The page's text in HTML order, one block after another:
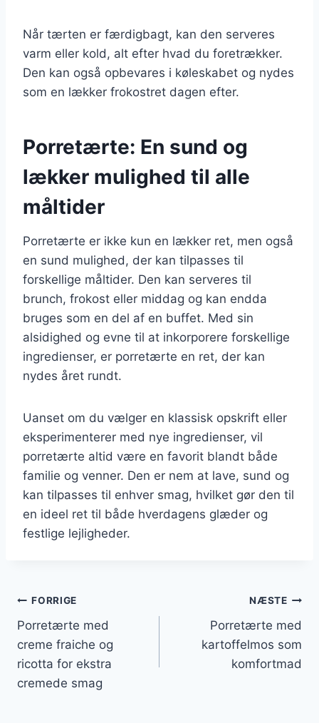
Når tærten er færdigbagt, kan den serveres
varm eller kold, alt efter hvad du foretrækker.
Den kan også opbevares i køleskabet og nydes
som en lækker frokostret dagen efter.
Porretærte: En sund og
lækker mulighed til alle
måltider
Porretærte er ikke kun en lækker ret, men også
en sund mulighed, der kan tilpasses til
forskellige måltider. Den kan serveres til
brunch, frokost eller middag og kan endda
bruges som en del af en buffet. Med sin
alsidighed og evne til at inkorporere forskellige
ingredienser, er porretærte en ret, der kan
nydes året rundt.
Uanset om du vælger en klassisk opskrift eller
eksperimenterer med nye ingredienser, vil
porretærte altid være en favorit blandt både
familie og venner. Den er nem at lave, sund og
kan tilpasses til enhver smag, hvilket gør den til
en ideel ret til både hverdagens glæder og
festlige lejligheder.
Indlægsnavigation
FORRIGE
Porretærte med
creme fraiche og
ricotta for ekstra
cremede smag
NÆSTE
Porretærte med
kartoffelmos som
komfortmad